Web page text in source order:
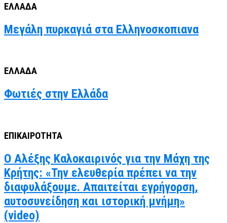
ΕΛΛΑΔΑ
Μεγάλη πυρκαγιά στα Ελληνοσκοπιανα
ΕΛΛΑΔΑ
Φωτιές στην Ελλάδα
ΕΠΙΚΑΙΡΟΤΗΤΑ
Ο Αλέξης Καλοκαιρινός για την Μάχη της
Κρήτης: «Την ελευθερία πρέπει να την
διαφυλάξουμε. Απαιτείται εγρήγορση,
αυτοσυνείδηση και ιστορική μνήμη»
(video)